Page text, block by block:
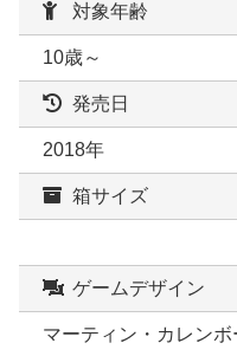
対象年齢
10歳～
発売日
2018年
箱サイズ
ゲームデザイン
マーティン・カレン